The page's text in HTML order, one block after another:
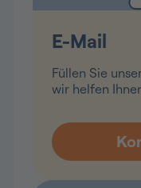
E-Mail
Füllen Sie
wir helfen